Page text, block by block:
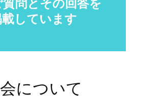
ス
・障害情報
問とその回答を
しています
について